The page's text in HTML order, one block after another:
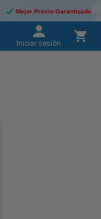
Mejor Precio Garantizado
Iniciar sesión